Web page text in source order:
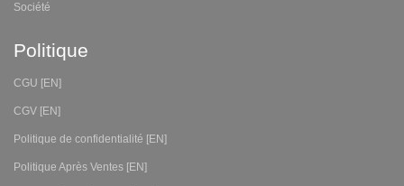
Société
Politique
CGU [EN]
CGV [EN]
Politique de confidentialité [EN]
Politique Après Ventes [EN]